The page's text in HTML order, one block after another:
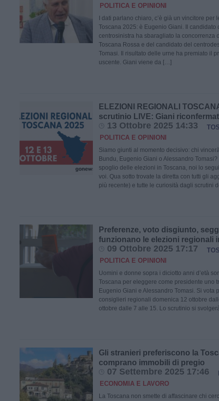
POLITICA E OPINIONI
I dati parlano chiaro, c’è già un vincitore
Toscana 2025: è Eugenio Giani. Il candidato
centrosinistra ha sbaragliato la concorrenza
Toscana Rossa e del candidato del
Tomasi. Il risultato delle urne ha premiato il
uscente. Giani viene da […]
ELEZIONI REGIONALI
scrutinio LIVE: Giani
13 Ottobre 2025 14:33
POLITICA E OPINIONI
Siamo giunti al momento decisivo: chi
Bundu, Eugenio Giani o Alessandro
spoglio delle elezioni in Toscana, noi lo
voi. Qua sotto trovate la diretta con tutti gli
più recente) e tutte le curiosità dagli scrutini
Preferenze, voto disgiunto,
funzionano le elezioni regionali
09 Ottobre 2025 17:17
POLITICA E OPINIONI
Uomini e donne sopra i diciotto anni d’età
Toscana per eleggere come presidente uno
Eugenio Giani e Alessandro Tomasi. Si vota
consiglieri regionali domenica 12 ottobre
ottobre dalle 7 alle 15. Lo scrutinio si
Gli stranieri preferiscono la
comprano immobili di pregio
07 Settembre 2025 17:46
ECONOMIA E LAVORO
La Toscana non smette di affascinare chi